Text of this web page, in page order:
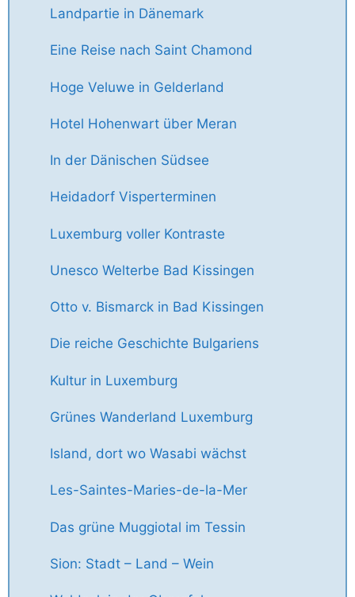
Landpartie in Dänemark
Eine Reise nach Saint Chamond
Hoge Veluwe in Gelderland
Hotel Hohenwart über Meran
In der Dänischen Südsee
Heidadorf Visperterminen
Luxemburg voller Kontraste
Unesco Welterbe Bad Kissingen
Otto v. Bismarck in Bad Kissingen
Die reiche Geschichte Bulgariens
Kultur in Luxemburg
Grünes Wanderland Luxemburg
Island, dort wo Wasabi wächst
Les-Saintes-Maries-de-la-Mer
Das grüne Muggiotal im Tessin
Sion: Stadt – Land – Wein